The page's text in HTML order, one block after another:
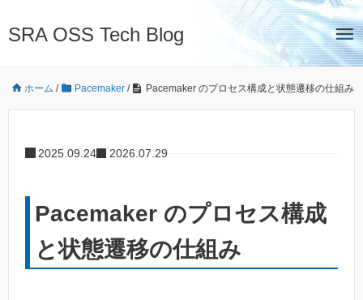
SRA OSS Tech Blog
ホーム / Pacemaker / Pacemaker のプロセス構成と状態遷移の仕組み
2025.09.24 2026.07.29
Pacemaker のプロセス構成
と状態遷移の仕組み